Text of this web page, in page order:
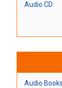
Audio CD
Audio Books